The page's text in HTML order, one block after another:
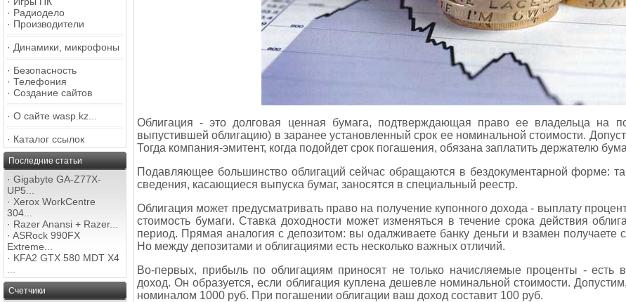
· Радиодело
· Производители
· Динамики, микрофоны
· Безопасность
· Телефония
· Создание сайтов
· О сайте wasp.kz...
· Каталог ссылок
Последние статьи
· Gigabyte GA-Z77X-
UP5...
· Xerox WorkCentre
304...
· Razer Anansi + Razer...
· ASRock 990FX
Extreme...
· KFA2 GTX 580 MDT X4
Счетчики
Облигация - это долговая ценная бумага, подтверждающая право ее владельца на
выпустившей облигацию) в заранее установленный срок ее номинальной стоимости.
Тогда компания-эмитент, когда подойдет срок погашения, обязана заплатить держателю
Подавляющее большинство облигаций сейчас обращаются в бездокументарной форме:
сведения, касающиеся выпуска бумаг, заносятся в специальный реестр.
Облигация может предусматривать право на получение купонного дохода - выплату
стоимость бумаги. Ставка доходности может изменяться в течение срока действия
период. Прямая аналогия с депозитом: вы одалживаете банку деньги и взамен получаете
Но между депозитами и облигациями есть несколько важных отличий.
Во-первых, прибыль по облигациям приносят не только начисляемые проценты - есть
доход. Он образуется, если облигация куплена дешевле номинальной стоимости.
номиналом 1000 руб. При погашении облигации ваш доход составит 100 руб.